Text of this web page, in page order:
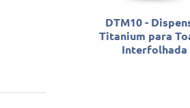
DTM10 -
Titanium para
Interfolhada